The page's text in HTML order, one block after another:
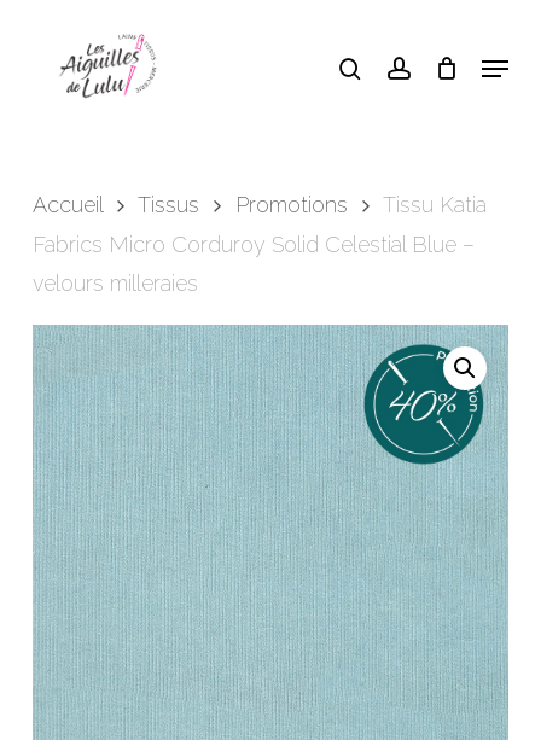
search account Menu
Panier Cart
Accueil Tissus Promotions
Tissu Katia
Fabrics Micro Corduroy Solid Celestial Blue –
velours milleraies